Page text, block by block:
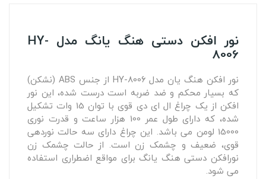
نور افکن دستی هنگ یانگ مدل HY-
8006
نور افکن هنگ یان مدل HY-8006 از جنس ABS (نشکن)
که بسیار محکم و ضد ضربه است درست شده، این نور
افکن از یک چراغ ال ای دی قوی با توان 15 وات تشکیل
شده، که دارای طول عمر 100 هزار ساعت و قدرت نوری
15000 لومن می باشد. این چراغ دارای سه حالت نوردهی
قوی، ضعیف و چشمک زن است. از حالت چشمک زن
نورافکن دستی هنگ یانگ برای مواقع اضطراری استفاده
می شود.